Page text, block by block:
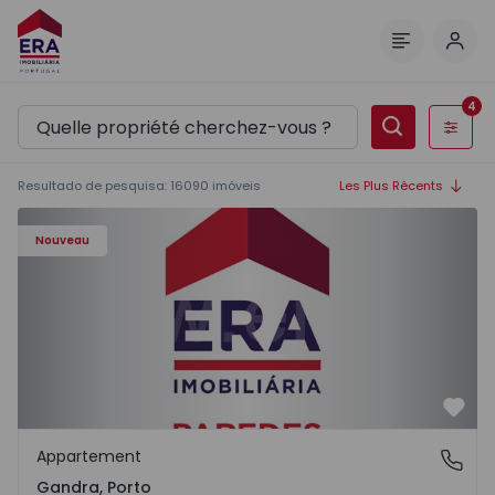
Filtres
4
Resultado de pesquisa: 16090 imóveis Les Plus Récents
Nouveau
Appartement T0 Paredes, Gandra - 1575265 - 1
Gandra, Porto
Appartement
Gandra, Porto